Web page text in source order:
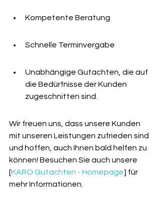
Kompetente Beratung
Schnelle Terminvergabe
Unabhängige Gutachten, die auf
die Bedürfnisse der Kunden
zugeschnitten sind.
Wir freuen uns, dass unsere Kunden
mit unseren Leistungen zufrieden sind
und hoffen, auch Ihnen bald helfen zu
können! Besuchen Sie auch unsere
[KARO Gutachten - Homepage] für
mehr Informationen.